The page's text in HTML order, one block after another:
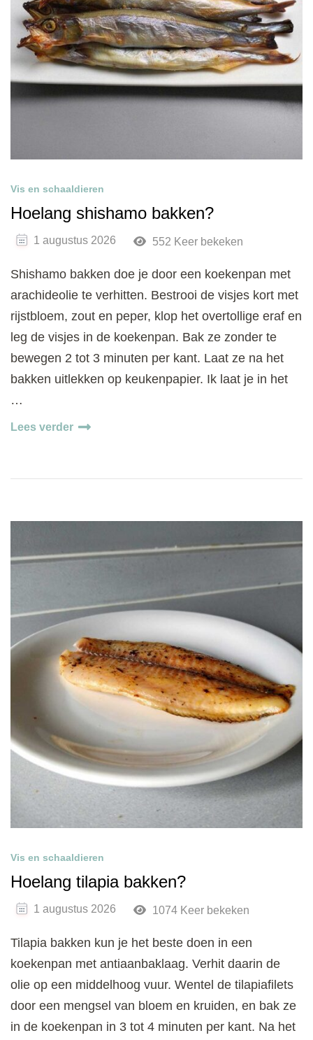
Vis en schaaldieren
Hoelang shishamo bakken?
1 augustus 2026 552 Keer bekeken
Shishamo bakken doe je door een koekenpan met
arachideolie te verhitten. Bestrooi de visjes kort met
rijstbloem, zout en peper, klop het overtollige eraf en
leg de visjes in de koekenpan. Bak ze zonder te
bewegen 2 tot 3 minuten per kant. Laat ze na het
bakken uitlekken op keukenpapier. Ik laat je in het
…
Lees verder
Vis en schaaldieren
Hoelang tilapia bakken?
1 augustus 2026 1074 Keer bekeken
Tilapia bakken kun je het beste doen in een
koekenpan met antiaanbaklaag. Verhit daarin de
olie op een middelhoog vuur. Wentel de tilapiafilets
door een mengsel van bloem en kruiden, en bak ze
in de koekenpan in 3 tot 4 minuten per kant. Na het